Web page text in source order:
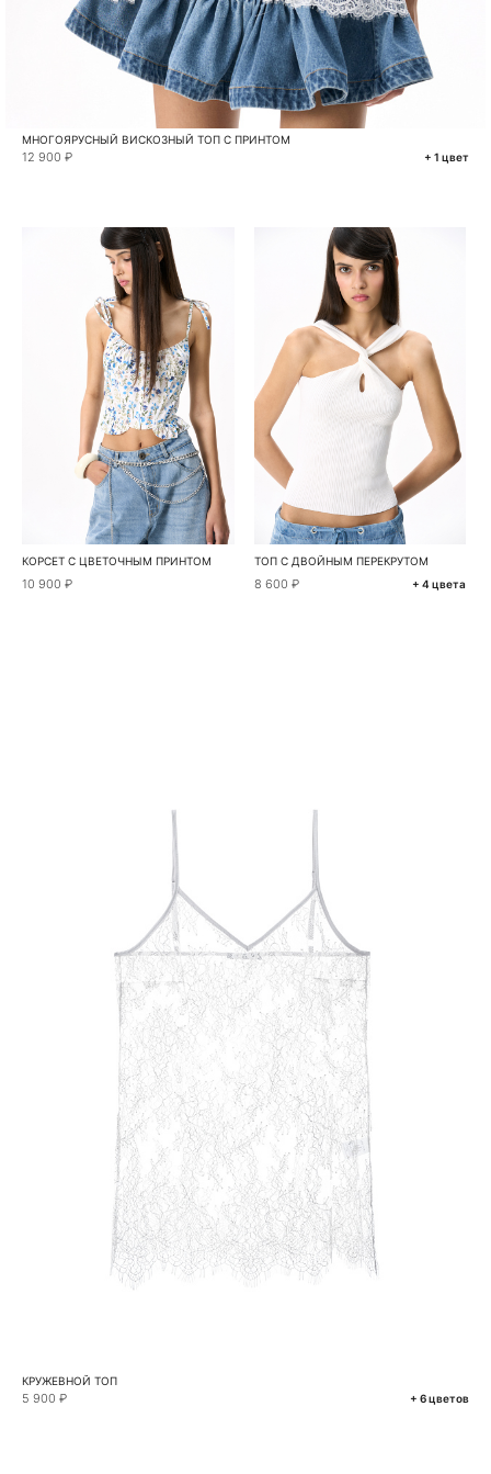
МНОГОЯРУСНЫЙ ВИСКОЗНЫЙ ТОП С ПРИНТОМ
12 900 ₽ + 1 цвет
КОРСЕТ С ЦВЕТОЧНЫМ ПРИНТОМ
10 900 ₽
ТОП С ДВОЙНЫМ ПЕРЕКРУТОМ
8 600 ₽ + 4 цвета
КРУЖЕВНОЙ ТОП
5 900 ₽ + 6 цветов